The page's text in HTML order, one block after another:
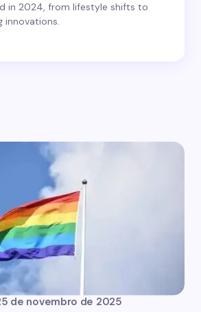
in 2024, from lifestyle shifts to
innovations.
de novembro de 2025